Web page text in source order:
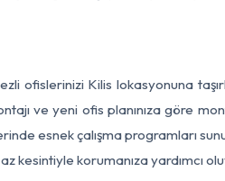
ofislerinizi Kilis lokasyonuna
ve yeni ofis planınıza göre
esnek çalışma programları
kesintiyle korumanıza yardımcı